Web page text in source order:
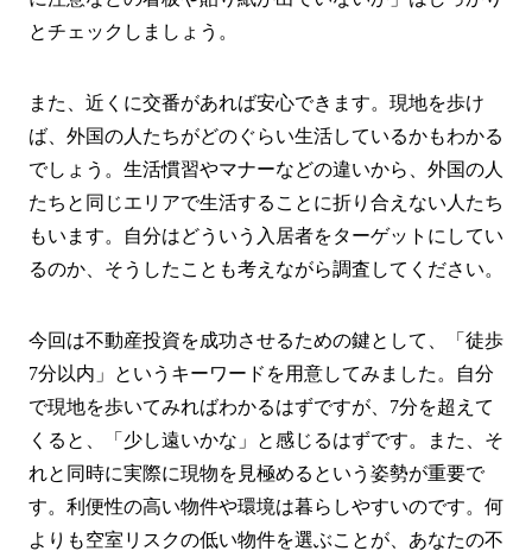
とチェックしましょう。
また、近くに交番があれば安心できます。現地を歩け
ば、外国の人たちがどのぐらい生活しているかもわかる
でしょう。生活慣習やマナーなどの違いから、外国の人
たちと同じエリアで生活することに折り合えない人たち
もいます。自分はどういう入居者をターゲットにしてい
るのか、そうしたことも考えながら調査してください。
今回は不動産投資を成功させるための鍵として、「徒歩
7分以内」というキーワードを用意してみました。自分
で現地を歩いてみればわかるはずですが、7分を超えて
くると、「少し遠いかな」と感じるはずです。また、そ
れと同時に実際に現物を見極めるという姿勢が重要で
す。利便性の高い物件や環境は暮らしやすいのです。何
よりも空室リスクの低い物件を選ぶことが、あなたの不